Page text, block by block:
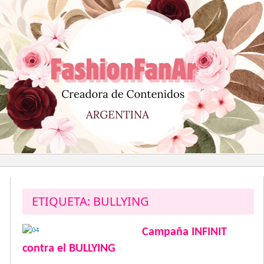
al
contenido
ETIQUETA: BULLYING
Campaña INFINIT
contra el BULLYING